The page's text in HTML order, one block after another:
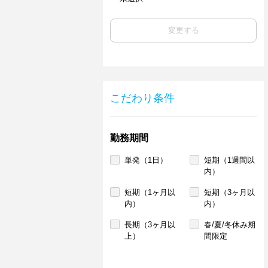
変更する
こだわり条件
勤務期間
単発（1日）
短期（1週間以
内）
短期（1ヶ月以
内）
短期（3ヶ月以
内）
長期（3ヶ月以
上）
春/夏/冬休み期
間限定